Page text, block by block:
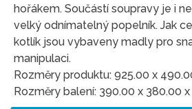
hořákem. Součástí soupravy je i
velký odnímatelný popelník. Jak
kotlík jsou vybaveny madly pro
manipulaci.
Rozměry produktu: 925.00 x
Rozměry balení: 390.00 x 380.00